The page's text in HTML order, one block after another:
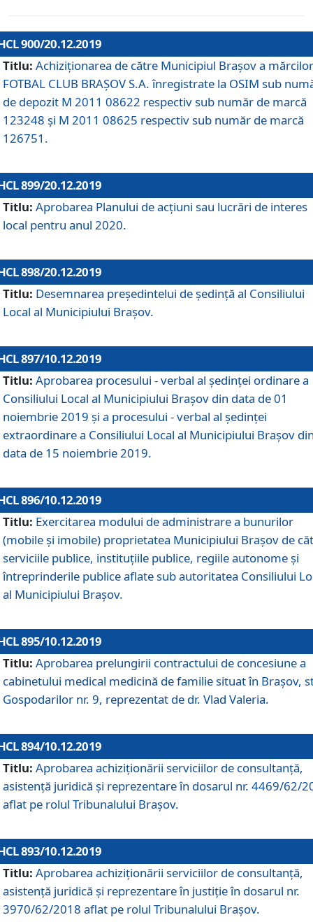
900/20.12.2019
Titlu: Achiziționarea de către Municipiul Brașov a mărcilor
FOTBAL CLUB BRAȘOV S.A. înregistrate la OSIM sub
de depozit M 2011 08622 respectiv sub număr de marcă
123248 și M 2011 08625 respectiv sub număr de marcă
126751.
899/20.12.2019
Titlu: Aprobarea Planului de acţiuni sau lucrări de interes
local pentru anul 2020.
898/20.12.2019
Titlu: Desemnarea preşedintelui de şedinţă al Consiliului
Local al Municipiului Braşov.
897/10.12.2019
Titlu: Aprobarea procesului - verbal al şedinţei ordinare a
Consiliului Local al Municipiului Brașov din data de 01
noiembrie 2019 și a procesului - verbal al ședinței
extraordinare a Consiliului Local al Municipiului Brașov
data de 15 noiembrie 2019.
896/10.12.2019
Titlu: Exercitarea modului de administrare a bunurilor
(mobile și imobile) proprietatea Municipiului Brașov de
serviciile publice, instituțiile publice, regiile autonome și
întreprinderile publice aflate sub autoritatea Consiliului
al Municipiului Brașov.
895/10.12.2019
Titlu: Aprobarea prelungirii contractului de concesiune a
cabinetului medical medicină de familie situat în Braşov,
Gospodarilor nr. 9, reprezentat de dr. Vlad Valeria.
894/10.12.2019
Titlu: Aprobarea achiziţionării serviciilor de consultanţă,
asistenţă juridică şi reprezentare în dosarul nr. 4469/62/
aflat pe rolul Tribunalului Braşov.
893/10.12.2019
Titlu: Aprobarea achiziţionării serviciilor de consultanţă,
asistenţă juridică şi reprezentare în justiţie în dosarul nr.
3970/62/2018 aflat pe rolul Tribunalului Braşov.